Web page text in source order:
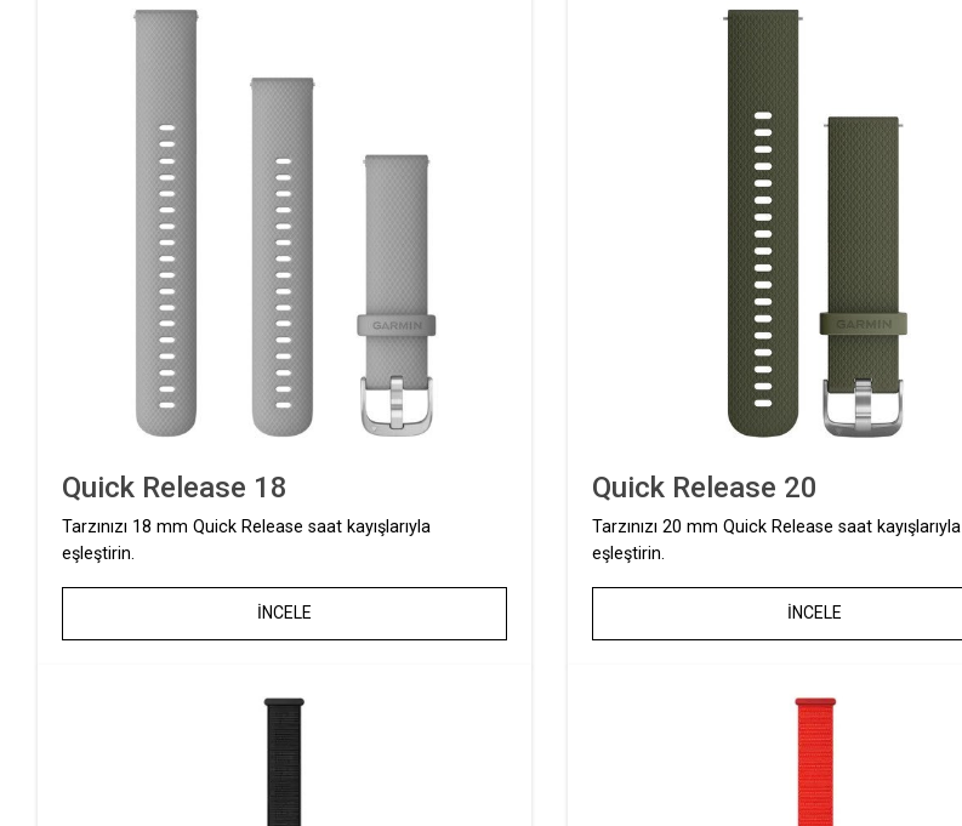
Quick Release 18
Tarzınızı 18 mm Quick Release saat kayışlarıyla
eşleştirin.
İNCELE
Quick Release 20
Tarzınızı 20 mm Quick Release saat kayışlarıyla
eşleştirin.
İNCELE